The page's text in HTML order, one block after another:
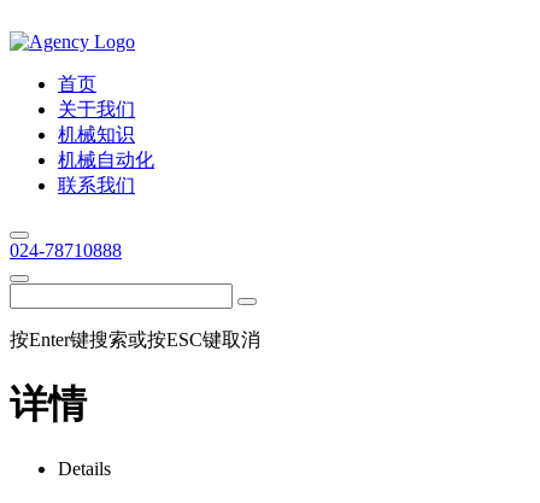
首页
关于我们
机械知识
机械自动化
联系我们
024-78710888
按Enter键搜索或按ESC键取消
详情
Details